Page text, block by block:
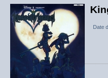
Date